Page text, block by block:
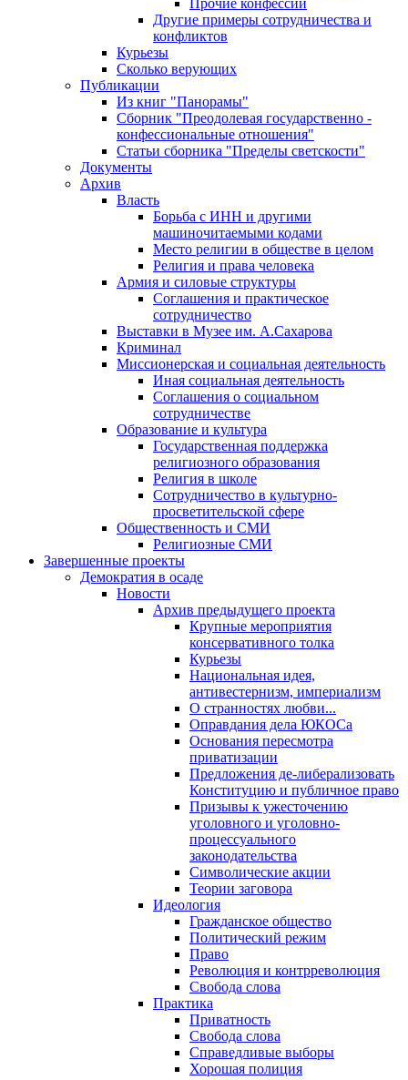
Прочие конфессии
Другие примеры сотрудничества и
конфликтов
Курьезы
Сколько верующих
Публикации
Из книг "Панорамы"
Сборник "Преодолевая государственно -
конфессиональные отношения"
Статьи сборника "Пределы светскости"
Документы
Архив
Власть
Борьба с ИНН и другими
машиночитаемыми кодами
Место религии в обществе в целом
Религия и права человека
Армия и силовые структуры
Соглашения и практическое
сотрудничество
Выставки в Музее им. А.Сахарова
Криминал
Миссионерская и социальная деятельность
Иная социальная деятельность
Соглашения о социальном
сотрудничестве
Образование и культура
Государственная поддержка
религиозного образования
Религия в школе
Сотрудничество в культурно-
просветительской сфере
Общественность и СМИ
Религиозные СМИ
Завершенные проекты
Демократия в осаде
Новости
Архив предыдущего проекта
Крупные мероприятия
консервативного толка
Курьезы
Национальная идея,
антивестернизм, империализм
О странностях любви...
Оправдания дела ЮКОСа
Основания пересмотра
приватизации
Предложения де-либерализовать
Конституцию и публичное право
Призывы к ужесточению
уголовного и уголовно-
процессуального
законодательства
Символические акции
Теории заговора
Идеология
Гражданское общество
Политический режим
Право
Революция и контрреволюция
Свобода слова
Практика
Приватность
Свобода слова
Справедливые выборы
Хорошая полиция